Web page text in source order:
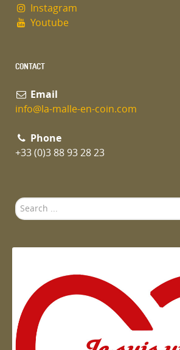
Instagram
Youtube
CONTACT
Email
info@la-malle-en-coin.com
Phone
+33 (0)3 88 93 28 23
Search
...